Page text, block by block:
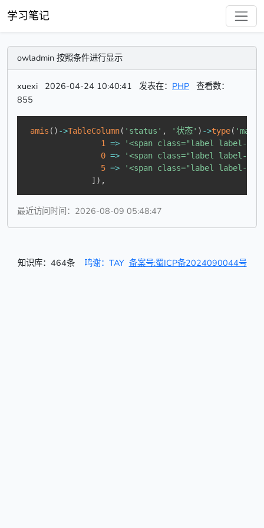
学习笔记
owladmin 按照条件进行显示
xuexi 2026-04-24 10:40:41 发表在： PHP 查看数：
855
amis ( ) ->TableColumn( 'status' , '状态' ) ->type(
1
=>
'<span class="label label-
0 =>
'<span class="label label-
5 =>
'<span class="label label-
] ) ,
最近访问时间：2026-08-09 05:48:47
知识库：464条 鸣谢：TAY 备案号:蜀ICP备2024090044号